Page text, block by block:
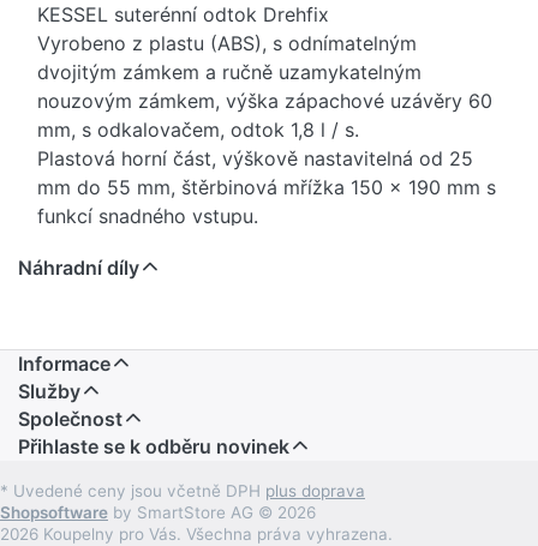
KESSEL suterénní odtok Drehfix
Vyrobeno z plastu (ABS), s odnímatelným
dvojitým zámkem a ručně uzamykatelným
nouzovým zámkem, výška zápachové uzávěry 60
mm, s odkalovačem, odtok 1,8 l / s.
Plastová horní část, výškově nastavitelná od 25
mm do 55 mm, štěrbinová mřížka 150 x 190 mm s
funkcí snadného vstupu.
Provedení: suterénní odtok se zarážkou zpětného
Rozměr: DN 100 (OD 110 mm)
Výstup: 2,5 ° (do strany)
Horní část / štěrbinová mřížka: černý plast
Třída zatížení: K3 (300 kg)
Náhradní díly
Informace
Služby
Společnost
Přihlaste se k odběru novinek
* Uvedené ceny jsou včetně DPH plus doprava
Shopsoftware by SmartStore AG © 2026
2026 Koupelny pro Vás. Všechna práva vyhrazena.